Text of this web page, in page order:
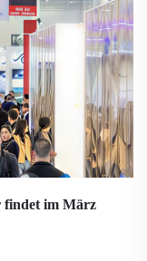
findet im März